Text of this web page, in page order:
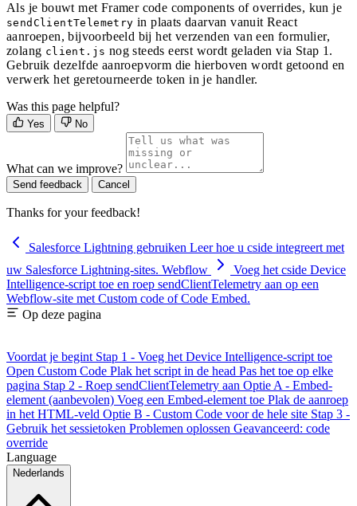
Als je bouwt met Framer code components of overrides, kun je
sendClientTelemetry in plaats daarvan vanuit React
aanroepen, bijvoorbeeld bij het verzenden van een formulier,
zolang client.js nog steeds eerst wordt geladen via Stap 1.
Gebruik dezelfde aanroepvorm die hierboven wordt getoond en
verwerk het geretourneerde token in je handler.
Was this page helpful?
Yes No
What can we improve?
Send feedback Cancel
Thanks for your feedback!
Salesforce Lightning gebruiken Leer hoe u cside integreert met
uw Salesforce Lightning-sites. Webflow
Voeg het cside Device
Intelligence-script toe en roep sendClientTelemetry aan op een
Webflow-site met Custom code of Code Embed.
Op deze pagina
Voordat je begint Stap 1 - Voeg het Device Intelligence-script toe
Open Custom Code Plak het script in de head Pas het toe op elke
pagina Stap 2 - Roep sendClientTelemetry aan Optie A - Embed-
element (aanbevolen) Voeg een Embed-element toe Plak de aanroep
in het HTML-veld Optie B - Custom Code voor de hele site Stap 3 -
Gebruik het sessietoken Problemen oplossen Geavanceerd: code
override
Language
Nederlands